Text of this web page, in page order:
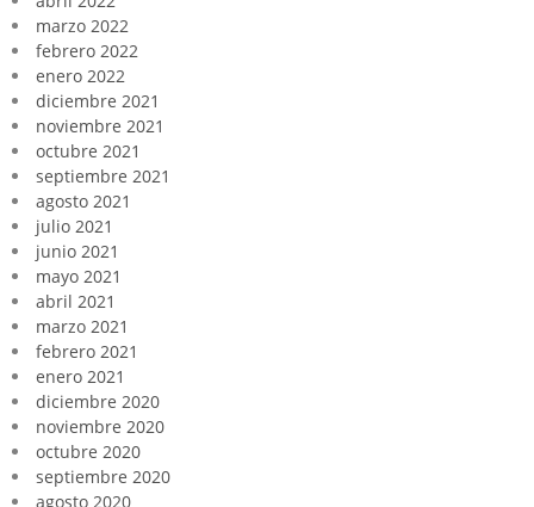
marzo 2022
febrero 2022
enero 2022
diciembre 2021
noviembre 2021
octubre 2021
septiembre 2021
agosto 2021
julio 2021
junio 2021
mayo 2021
abril 2021
marzo 2021
febrero 2021
enero 2021
diciembre 2020
noviembre 2020
octubre 2020
septiembre 2020
agosto 2020